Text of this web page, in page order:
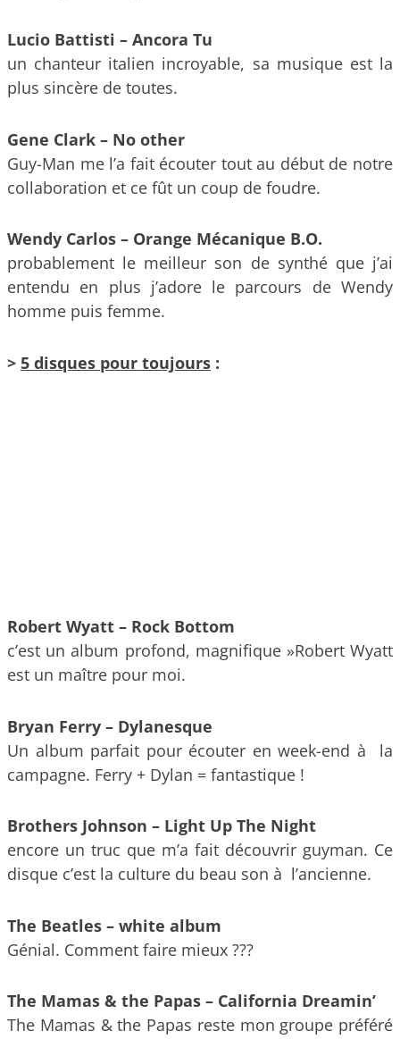
Lucio Battisti – Ancora Tu
un chanteur italien incroyable, sa musique est la
plus sincère de toutes.
Gene Clark – No other
Guy-Man me l’a fait écouter tout au début de notre
collaboration et ce fût un coup de foudre.
Wendy Carlos – Orange Mécanique B.O.
probablement le meilleur son de synthé que j’ai
entendu en plus j’adore le parcours de Wendy
homme puis femme.
> 5 disques pour toujours :
Robert Wyatt – Rock Bottom
c’est un album profond, magnifique »Robert Wyatt
est un maître pour moi.
Bryan Ferry – Dylanesque
Un album parfait pour écouter en week-end à la
campagne. Ferry + Dylan = fantastique !
Brothers Johnson – Light Up The Night
encore un truc que m’a fait découvrir guyman. Ce
disque c’est la culture du beau son à l’ancienne.
The Beatles – white album
Génial. Comment faire mieux ???
The Mamas & the Papas – California Dreamin’
The Mamas & the Papas reste mon groupe préféré